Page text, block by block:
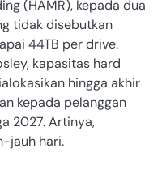
(HAMR), kepada dua
tidak disebutkan
44TB per drive.
kapasitas hard
hingga akhir
kepada pelanggan
2027. Artinya,
jauh hari.